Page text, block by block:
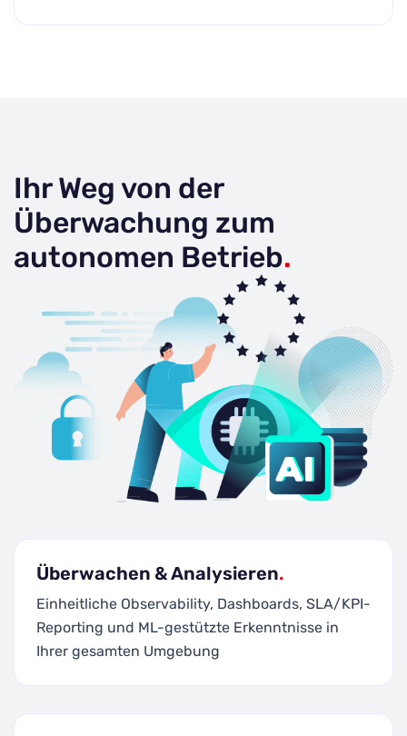
Ihr Weg von der
Überwachung zum
autonomen Betrieb.
Überwachen & Analysieren.
Einheitliche Observability, Dashboards, SLA/KPI-
Reporting und ML-gestützte Erkenntnisse in
Ihrer gesamten Umgebung